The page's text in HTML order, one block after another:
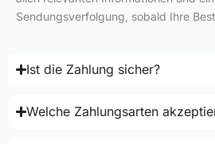
Sendungsverfolgung, sobald Ihre
Ist die Zahlung sicher?
Welche Zahlungsarten